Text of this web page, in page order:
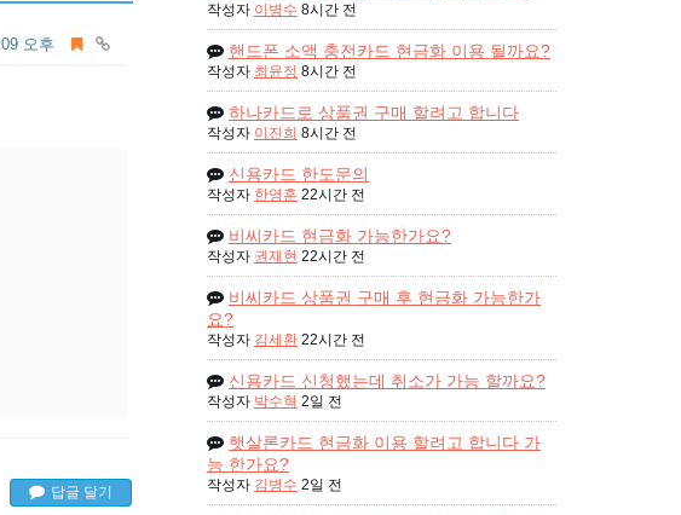
오후
답글 달기
작성자 이병수 8시간 전
핸드폰 소액 충전카드 현금화 이용 될까요?
작성자 최윤정 8시간 전
하나카드로 상품권 구매 할려고 합니다
작성자 이진희 8시간 전
신용카드 한도문의
작성자 한영훈 22시간 전
비씨카드 현금화 가능한가요?
작성자 권재현 22시간 전
비씨카드 상품권 구매 후 현금화 가능한가
요?
작성자 김세환 22시간 전
신용카드 신청했는데 취소가 가능 할까요?
작성자 박수혁 2일 전
햇살론카드 현금화 이용 할려고 합니다 가
능 한가요?
작성자 김병수 2일 전